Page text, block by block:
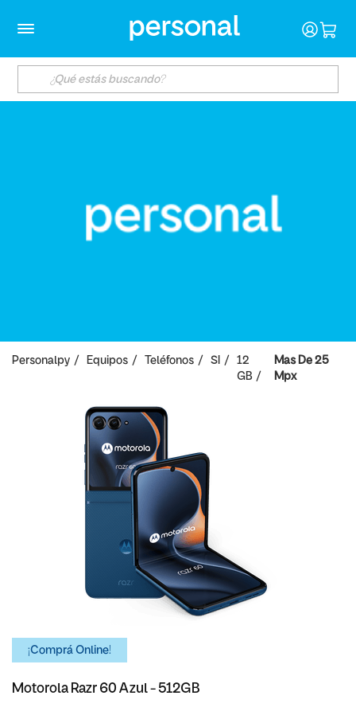
Personalpy Equipos Teléfonos SI
12
GB
Mas De 25
Mpx
¡Comprá Online!
Motorola Razr 60 Azul - 512GB